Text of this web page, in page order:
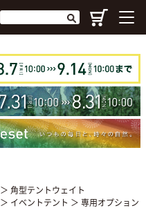
＞ 角型テントウェイト
＞ イベントテント ＞ 専用オプション